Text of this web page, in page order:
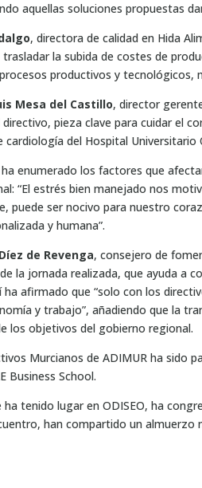
aquellas soluciones propuestas
, directora de calidad en Hida
la subida de costes de
productivos y tecnológicos,
Mesa del Castillo, director
pieza clave para cuidar el
cardiología del Hospital Universitario
ha enumerado los factores que
“El estrés bien manejado nos
puede ser nocivo para nuestro
y humana”.
de Revenga, consejero de
la jornada realizada, que ayuda a
ha afirmado que “solo con los
y trabajo”, añadiendo que la
los objetivos del gobierno regional.
Murcianos de ADIMUR ha sido
Business School.
ha tenido lugar en ODISEO, ha
han compartido un almuerzo